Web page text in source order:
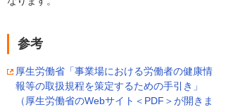
参考
厚生労働省「事業場における労働者の健康情
報等の取扱規程を策定するための手引き」
（厚生労働省のWebサイト＜PDF＞が開きま